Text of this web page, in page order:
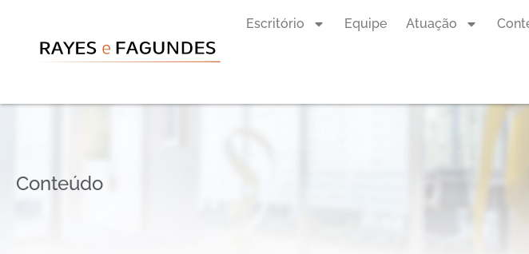
Escritório Equipe Atuação
Conteúdo